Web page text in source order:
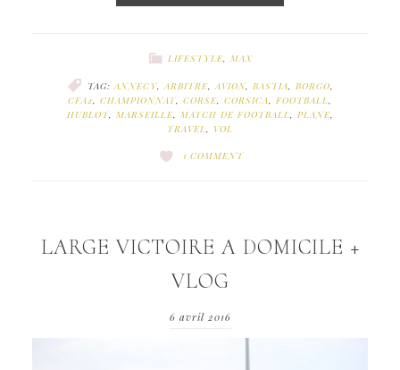
LIFESTYLE MAX
TAG: ANNECY, ARBITRE, AVION, BASTIA BORGO
CFA2, CHAMPIONNAT, CORSE, CORSICA, FOOTBALL,
HUBLOT, MARSEILLE, MATCH DE FOOTBALL, PLANE,
TRAVEL, VOL
1 COMMENT
LARGE VICTOIRE A DOMICILE +
VLOG
6 avril 2016